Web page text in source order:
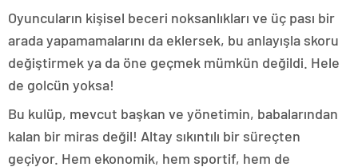
Oyuncuların kişisel beceri noksanlıkları ve üç pası bir
arada yapamamalarını da eklersek, bu anlayışla skoru
değiştirmek ya da öne geçmek mümkün değildi. Hele
de golcün yoksa!
Bu kulüp, mevcut başkan ve yönetimin, babalarından
kalan bir miras değil! Altay sıkıntılı bir süreçten
geçiyor. Hem ekonomik, hem sportif, hem de